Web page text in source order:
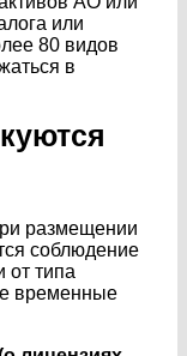
или
80 видов
в
размещении
соблюдение
от типа
временные